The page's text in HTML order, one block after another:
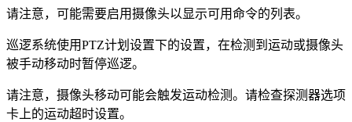
请注意，可能需要启用摄像头以显示可用命令的列表。
巡逻系统使用PTZ计划设置下的设置，在检测到运动或摄像头
被手动移动时暂停巡逻。
请注意，摄像头移动可能会触发运动检测。请检查探测器选项
卡上的运动超时设置。